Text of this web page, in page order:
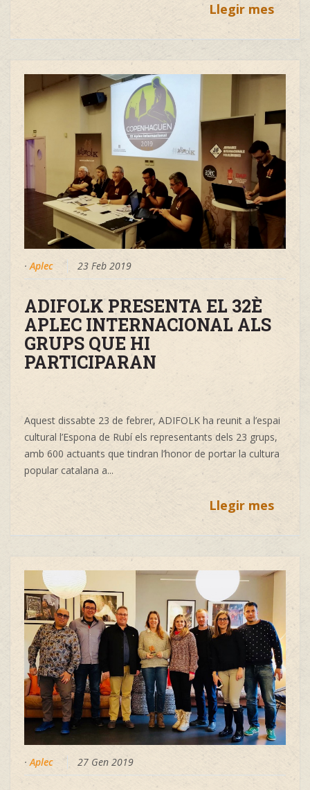
Llegir mes
·Aplec 23 Feb 2019
ADIFOLK PRESENTA EL 32È
APLEC INTERNACIONAL ALS
GRUPS QUE HI
PARTICIPARAN
Aquest dissabte 23 de febrer, ADIFOLK ha reunit a l’espai
cultural l’Espona de Rubí els representants dels 23 grups,
amb 600 actuants que tindran l’honor de portar la cultura
popular catalana a...
Llegir mes
·Aplec 27 Gen 2019